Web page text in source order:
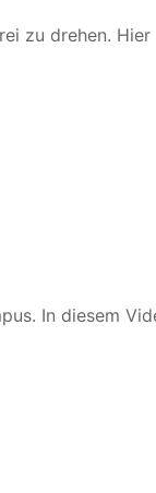
zu drehen.
In diesem